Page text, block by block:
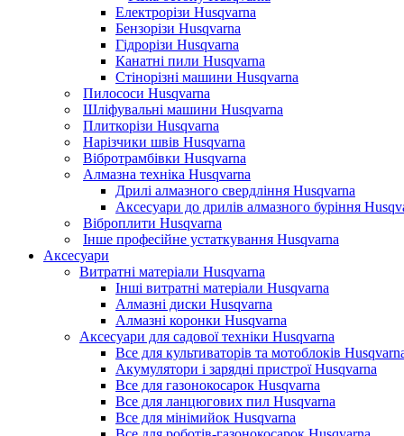
Електрорізи Husqvarna
Бензорізи Husqvarna
Гідрорізи Husqvarna
Канатні пили Husqvarna
Стінорізні машини Husqvarna
Пилососи Husqvarna
Шліфувальні машини Husqvarna
Плиткорізи Husqvarna
Нарізчики швів Husqvarna
Вібротрамбівки Husqvarna
Алмазна техніка Husqvarna
Дрилі алмазного свердління Husqvarna
Аксесуари до дрилів алмазного буріння
Віброплити Husqvarna
Інше професійне устаткування Husqvarna
Аксесуари
Витратні матеріали Husqvarna
Інші витратні матеріали Husqvarna
Алмазні диски Husqvarna
Алмазні коронки Husqvarna
Аксесуари для садової техніки Husqvarna
Все для культиваторів та мотоблоків
Акумулятори і зарядні пристрої Husqvarna
Все для газонокосарок Husqvarna
Все для ланцюгових пил Husqvarna
Все для мінімийок Husqvarna